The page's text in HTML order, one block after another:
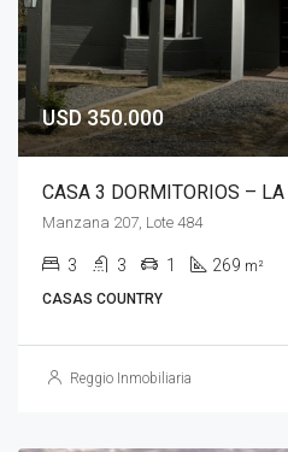
USD 350.000
Manzana 207, Lote 484
3 3 1 269 m²
CASAS COUNTRY
Reggio Inmobiliaria